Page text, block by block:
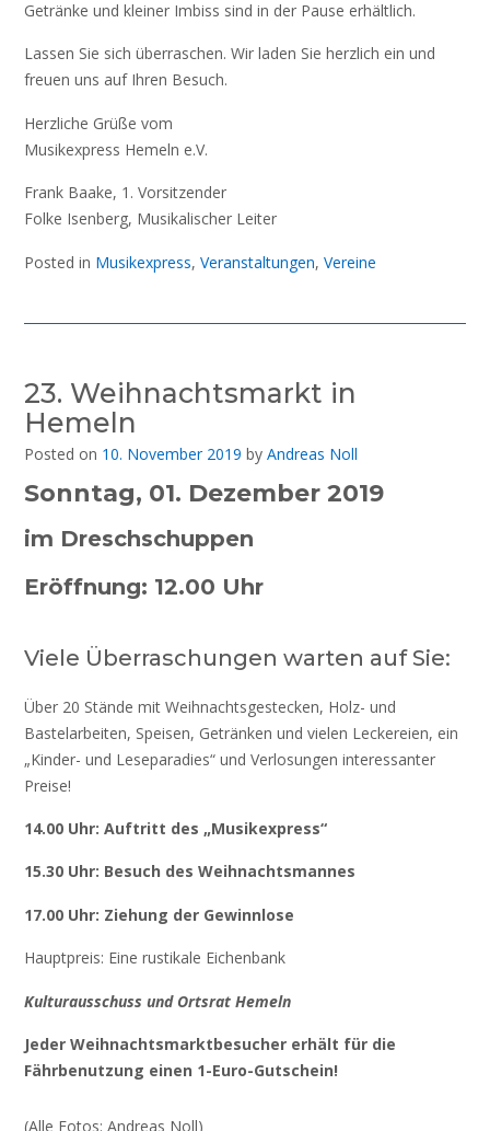
Getränke und kleiner Imbiss sind in der Pause erhältlich.
Lassen Sie sich überraschen. Wir laden Sie herzlich ein und
freuen uns auf Ihren Besuch.
Herzliche Grüße vom
Musikexpress Hemeln e.V.
Frank Baake, 1. Vorsitzender
Folke Isenberg, Musikalischer Leiter
Posted in Musikexpress, Veranstaltungen, Vereine
23. Weihnachtsmarkt in
Hemeln
Posted on 10. November 2019 by Andreas Noll
Sonntag, 01. Dezember 2019
im Dreschschuppen
Eröffnung: 12.00 Uhr
Viele Überraschungen warten auf Sie:
Über 20 Stände mit Weihnachtsgestecken, Holz- und
Bastelarbeiten, Speisen, Getränken und vielen Leckereien, ein
„Kinder- und Leseparadies“ und Verlosungen interessanter
Preise!
14.00 Uhr: Auftritt des „Musikexpress“
15.30 Uhr: Besuch des Weihnachtsmannes
17.00 Uhr: Ziehung der Gewinnlose
Hauptpreis: Eine rustikale Eichenbank
Kulturausschuss und Ortsrat Hemeln
Jeder Weihnachtsmarktbesucher erhält für die
Fährbenutzung einen 1-Euro-Gutschein!
(Alle Fotos: Andreas Noll)